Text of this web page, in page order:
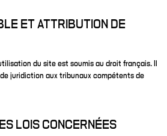
ET ATTRIBUTION DE
du site est soumis au droit français. Il
juridiction aux tribunaux compétents de
LOIS CONCERNÉES